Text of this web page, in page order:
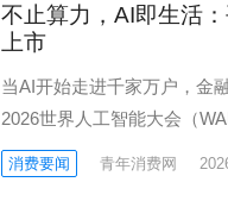
不止算力，AI即生活
上市
当AI开始走进千家万户，金
2026世界人工智能大会（
消费要闻 青年消费网